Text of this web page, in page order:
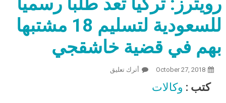
للسعودية لتسليم 18 مشتبها
بهم في قضية خاشقجي
October 27, 2018 أترك تعليق
كتب : وكالات